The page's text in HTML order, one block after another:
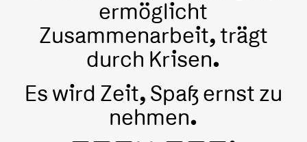
ermöglicht
Zusammenarbeit, trägt
durch Krisen.
Es wird Zeit, Spaß ernst zu
nehmen.